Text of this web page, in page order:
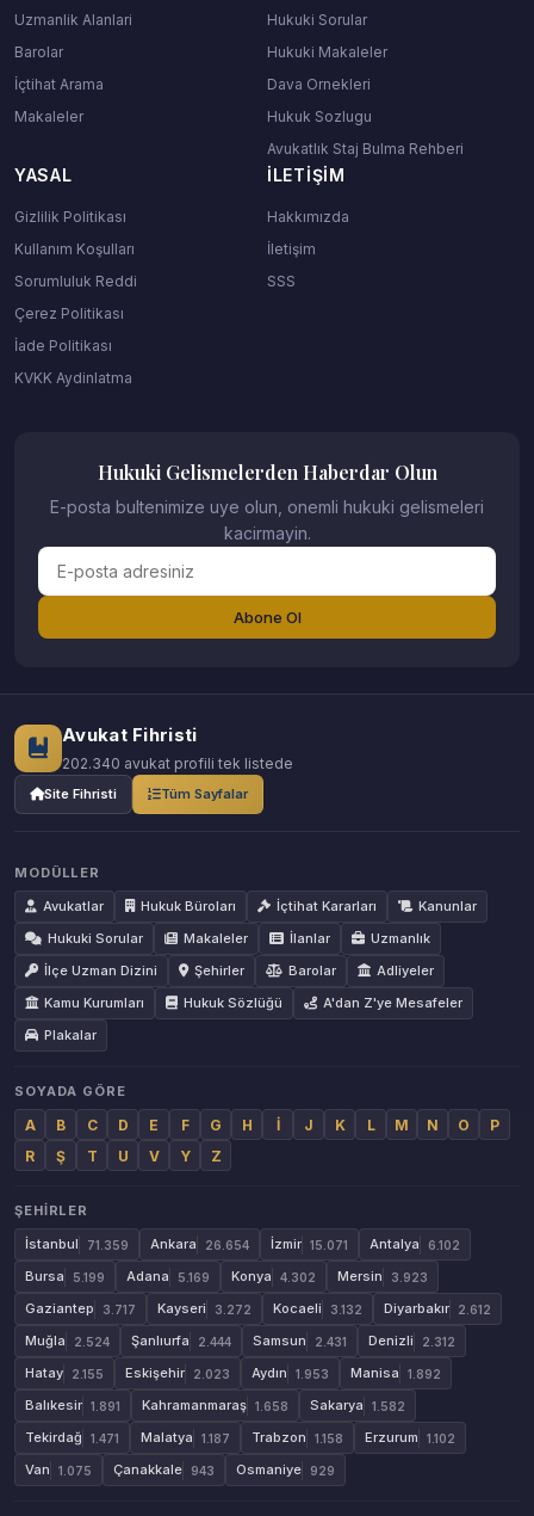
Uzmanlik Alanlari
Barolar
İçtihat Arama
Makaleler
Hukuki Sorular
Hukuki Makaleler
Dava Ornekleri
Hukuk Sozlugu
Avukatlık Staj Bulma Rehberi
YASAL
Gizlilik Politikası
Kullanım Koşulları
Sorumluluk Reddi
Çerez Politikası
İade Politikası
KVKK Aydinlatma
İLETIŞIM
Hakkımızda
İletişim
SSS
Hukuki Gelismelerden Haberdar Olun
E-posta bultenimize uye olun, onemli hukuki gelismeleri
kacirmayin.
Abone Ol
Avukat Fihristi
202.340 avukat profili tek listede
Site Fihristi Tüm Sayfalar
MODÜLLER
Avukatlar
Hukuk Büroları İçtihat Kararları
Kanunlar
Hukuki Sorular
Makaleler İlanlar
Uzmanlık
İlçe Uzman Dizini
Şehirler Barolar
Adliyeler
Kamu Kurumları
Hukuk Sözlüğü
A'dan Z'ye Mesafeler
Plakalar
SOYADA GÖRE
A B C D E F G H İ J K L M N O
P
R
Ş T U V Y Z
ŞEHIRLER
İstanbul
71.359 Ankara 26.654 İzmir 15.071 Antalya 6.102
Bursa 5.199 Adana 5.169 Konya 4.302 Mersin 3.923
Gaziantep 3.717 Kayseri 3.272 Kocaeli 3.132 Diyarbakır 2.612
Muğla 2.524 Şanlıurfa 2.444 Samsun 2.431 Denizli 2.312
Hatay 2.155 Eskişehir 2.023 Aydın 1.953 Manisa 1.892
Balıkesir 1.891 Kahramanmaraş 1.658 Sakarya 1.582
Tekirdağ 1.471 Malatya 1.187 Trabzon 1.158 Erzurum 1.102
Van 1.075 Çanakkale 943 Osmaniye 929